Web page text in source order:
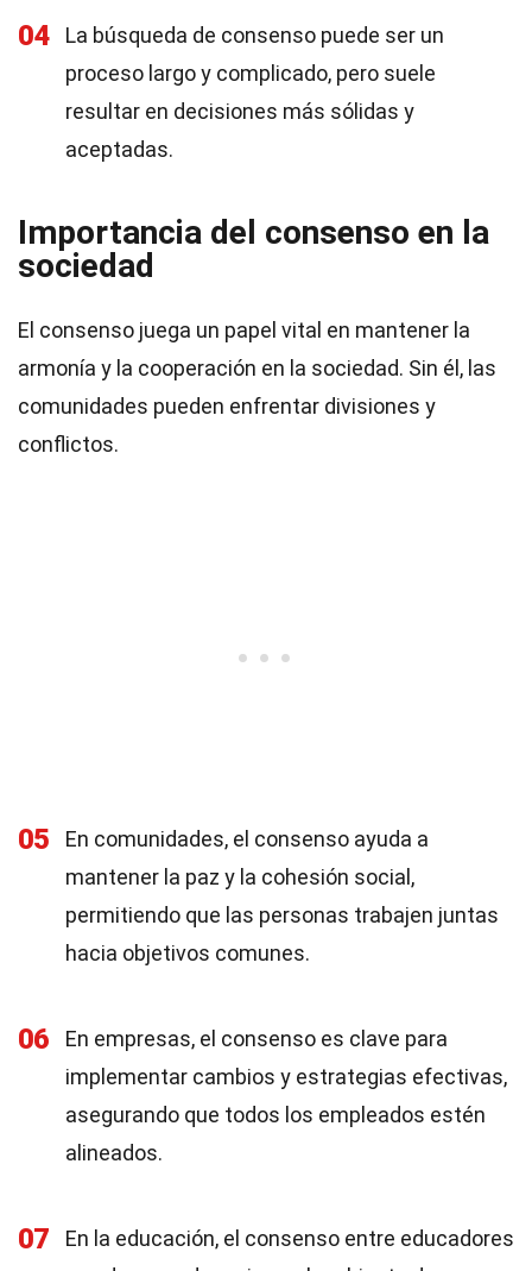
04
La búsqueda de consenso puede ser un
proceso largo y complicado, pero suele
resultar en decisiones más sólidas y
aceptadas.
Importancia del consenso en la
sociedad
El consenso juega un papel vital en mantener la
armonía y la cooperación en la sociedad. Sin él, las
comunidades pueden enfrentar divisiones y
conflictos.
05
En comunidades, el consenso ayuda a
mantener la paz y la cohesión social,
permitiendo que las personas trabajen juntas
hacia objetivos comunes.
06
En empresas, el consenso es clave para
implementar cambios y estrategias efectivas,
asegurando que todos los empleados estén
alineados.
07
En la educación, el consenso entre educadores